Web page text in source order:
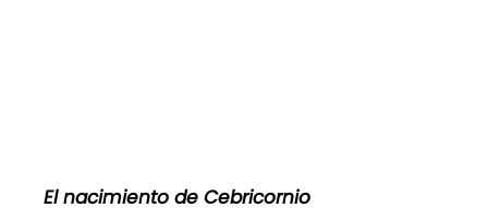
El nacimiento de Cebricornio